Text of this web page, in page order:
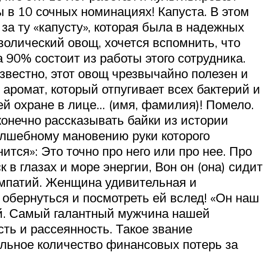
10 сочных номинациях! Капуста. В этом
ту «капусту», которая была в надежных
овощ, хочется вспомнить, что
состоит из работы этого сотрудника.
этот овощ чрезвычайно полезен и
который отпугивает всех бактерий и
охране в лице… (имя, фамилия)! Помело.
рассказывать байки из истории
мановению руки которого
Это точно про него или про нее. Про
глазах и море энергии, Вон он (она) сидит
Женщина удивительная и
и посмотреть ей вслед! «Он наш
Самый галантный мужчина нашей
и рассеянность. Такое звание
количество финансовых потерь за